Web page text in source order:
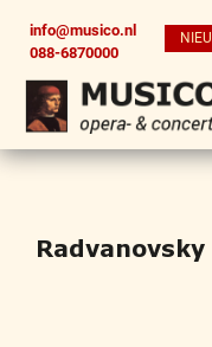
info@musico.nl
088-6870000